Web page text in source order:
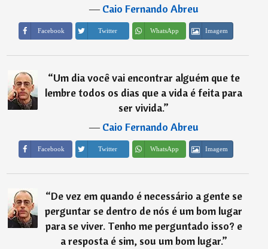
―Caio Fernando Abreu
Facebook Twitter WhatsApp Imagem
“Um dia você vai encontrar alguém que te
lembre todos os dias que a vida é feita para
ser vivida.”
―Caio Fernando Abreu
Facebook Twitter WhatsApp Imagem
“De vez em quando é necessário a gente se
perguntar se dentro de nós é um bom lugar
para se viver. Tenho me perguntado isso? e
a resposta é sim, sou um bom lugar.”